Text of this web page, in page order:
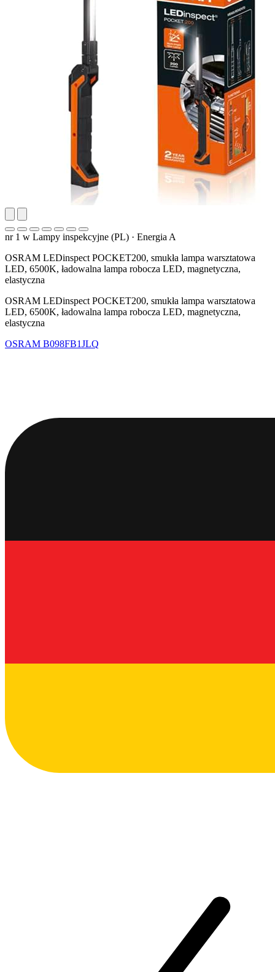
nr 1 w Lampy inspekcyjne (PL) · Energia A
OSRAM LEDinspect POCKET200, smukła lampa warsztatowa
LED, 6500K, ładowalna lampa robocza LED, magnetyczna,
elastyczna
OSRAM LEDinspect POCKET200, smukła lampa warsztatowa
LED, 6500K, ładowalna lampa robocza LED, magnetyczna,
elastyczna
OSRAM B098FB1JLQ